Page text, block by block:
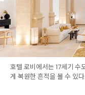
호텔 로비에서는 17세기
게 복원한 흔적을 볼 수 있다.